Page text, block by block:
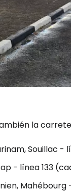
la
Souillac -
- línea 133